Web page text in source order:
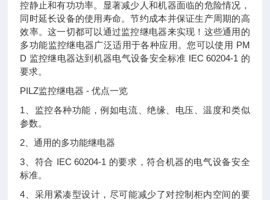
控静止和有功功率。显著减少人和机器面临的危险情况，
同时延长设备的使用寿命。节约成本并保证生产周期的高
效率。这一切都可以通过监控继电器来实现！这些通用的
多功能监控继电器广泛适用于各种应用。您可以使用 PM
D 监控继电器达到机器电气设备安全标准 IEC 60204-1 的
要求。
PILZ监控继电器 - 优点一览
1、监控各种功能，例如电流、绝缘、电压、温度和类似
参数。
2、通用的多功能继电器
3、符合 IEC 60204-1 的要求，符合机器的电气设备安全
标准。
4、采用紧凑型设计，尽可能减少了对控制柜内空间的要